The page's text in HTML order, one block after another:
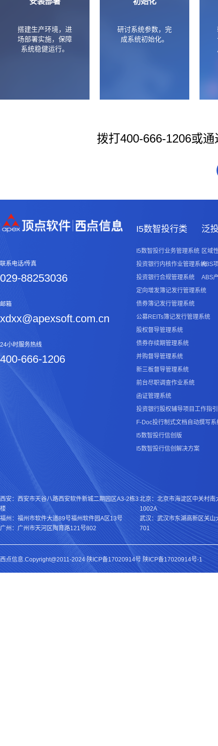
搭建生产环境，进
场部署实施，保障
系统稳健运行。
研讨系统参数，完
成系统初始化。
拨打400-666-1206或
联系电话/传真
029-88253036
邮箱
xdxx@apexsoft.com.cn
24小时服务热线
400-666-1206
I5数智投行类
I5数智投行业务管理系统
投资银行内核作业管理系统
投资银行合规管理系统
定向增发簿记发行管理系统
债券簿记发行管理系统
公募REITs簿记发行管理系统
股权督导管理系统
债券存续期管理系统
并购督导管理系统
新三板督导管理系统
前台尽职调查作业系统
函证管理系统
投资银行股权辅导项目工作指
F-Doc投行制式文档自动撰写系
I5数智投行信创版
I5数智投行信创解决方案
泛
区域
ABS
ABS
西安：西安市天谷八路西安软件新城二期园区A3-2栋3
楼
福州：福州市软件大道89号福州软件园A区13号
广州：广州市天河区陶育路121号802
北京：北京市海淀区中关村南
1002A
武汉：武汉市东湖高新区关山
701
西点信息.Copyright@2011-2024陕ICP备17020914号 陕ICP备17020914号-1